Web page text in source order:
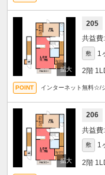
205
敷 1
2階
インターネット無料☆/
206
敷 1
2階